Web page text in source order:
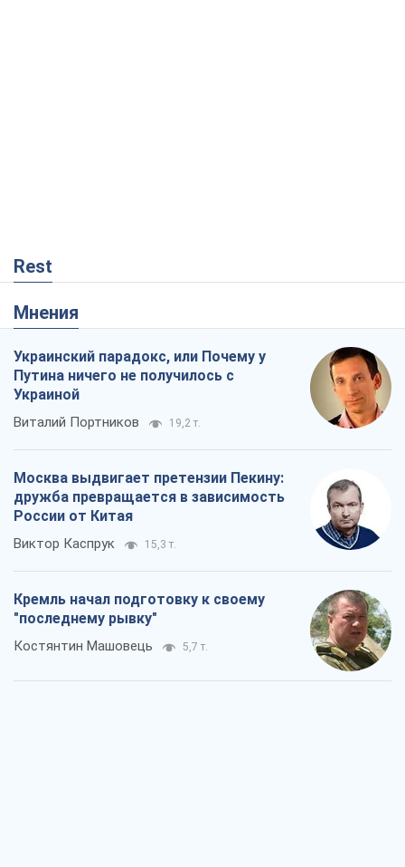
Rest
Мнения
Украинский парадокс, или Почему у
Путина ничего не получилось с
Украиной
Виталий Портников 19,2 т.
Москва выдвигает претензии Пекину:
дружба превращается в зависимость
России от Китая
Виктор Каспрук 15,3 т.
Кремль начал подготовку к своему
"последнему рывку"
Костянтин Машовець 5,7 т.